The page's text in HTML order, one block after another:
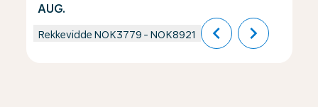
AUG.
Rekkevidde NOK3779 - NOK8921 chevron_left chevron_right